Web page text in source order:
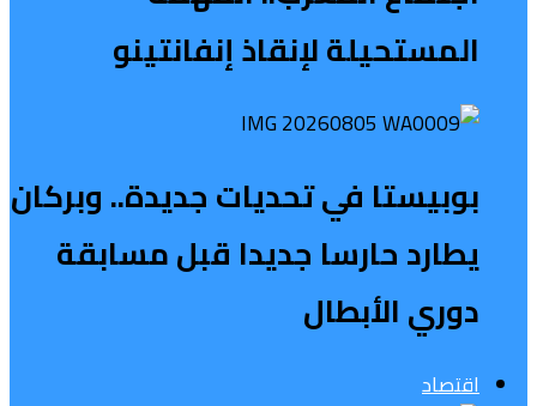
المستحيلة لإنقاذ إنفانتينو
بوبيستا في تحديات جديدة.. وبركان
يطارد حارسا جديدا قبل مسابقة
دوري الأبطال
اقتصاد